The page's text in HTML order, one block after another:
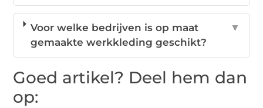
Voor welke bedrijven is op maat
gemaakte werkkleding geschikt?
▼
Goed artikel? Deel hem dan
op: